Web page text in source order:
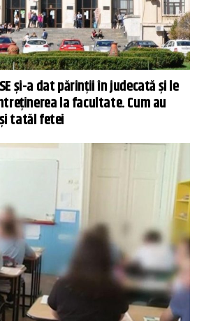
și-a dat părinții în judecată și le
la facultate. Cum au
tatăl fetei